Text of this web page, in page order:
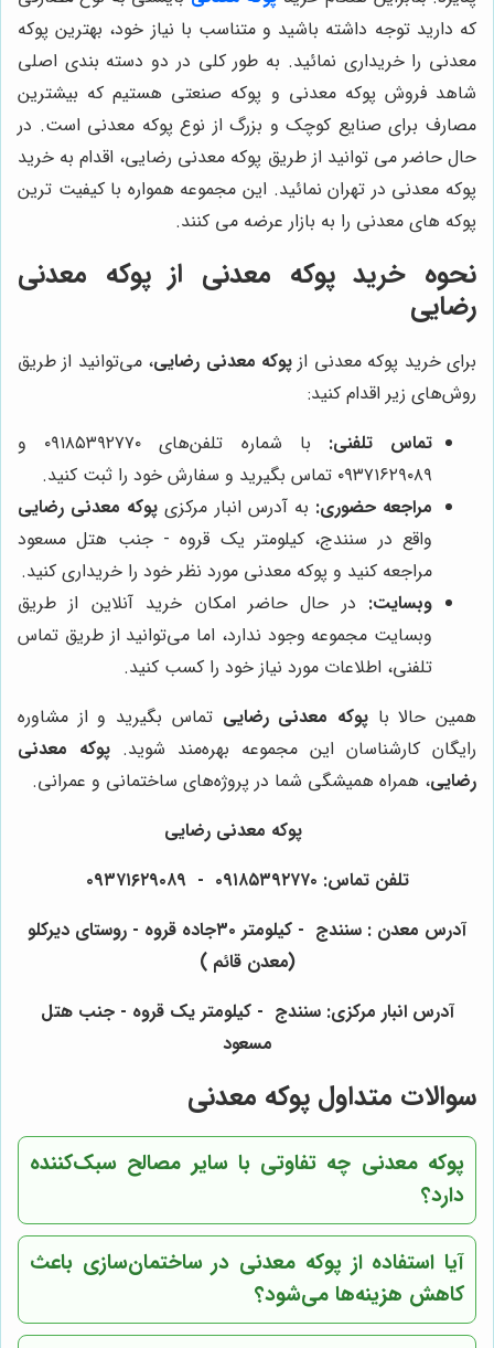
که دارید توجه داشته باشید و متناسب با نیاز خود، بهترین پوکه
معدنی را خریداری نمائید. به طور کلی در دو دسته بندی اصلی
شاهد فروش پوکه معدنی و پوکه صنعتی هستیم که بیشترین
مصارف برای صنایع کوچک و بزرگ از نوع پوکه معدنی است. در
حال حاضر می توانید از طریق پوکه معدنی رضایی، اقدام به خرید
پوکه معدنی در تهران نمائید. این مجموعه همواره با کیفیت ترین
پوکه های معدنی را به بازار عرضه می کنند.
نحوه خرید پوکه معدنی ازپوکه معدنی
رضایی
برای خرید پوکه معدنی از پوکه معدنی رضایی، می‌توانید از طریق
روش‌های زیر اقدام کنید:
تماس تلفنی:
با شماره تلفن‌های ۰۹۱۸۵۳۹۲۷۷۰ و
۰۹۳۷۱۶۲۹۰۸۹ تماس بگیرید و سفارش خود را ثبت کنید.
مراجعه حضوری: به آدرس انبار مرکزی پوکه معدنی رضایی
واقع در سنندج، کیلومتر یک قروه - جنب هتل مسعود
مراجعه کنید و پوکه معدنی مورد نظر خود را خریداری کنید.
وبسایت: در حال حاضر امکان خرید آنلاین از طریق
وبسایت مجموعه وجود ندارد، اما می‌توانید از طریق تماس
تلفنی، اطلاعات مورد نیاز خود را کسب کنید.
همین حالا باپوکه معدنی رضایی تماس بگیرید و از مشاوره
رایگان کارشناسان این مجموعه بهره‌مند شوید. پوکه معدنی
رضایی، همراه همیشگی شما در پروژه‌های ساختمانی و عمرانی.
پوکه معدنی رضایی
تلفن تماس: ۰۹۱۸۵۳۹۲۷۷۰ - ۰۹۳۷۱۶۲۹۰۸۹
آدرس معدن : سنندج - کیلومتر ۳۰جاده قروه - روستای دیرکلو
(معدن قائم )
آدرس انبار مرکزی: سنندج - کیلومتر یک قروه - جنب هتل
مسعود
سوالات متداول پوکه معدنی
پوکه معدنی چه تفاوتی با سایر مصالح سبک‌کننده
دارد؟
آیا استفاده از پوکه معدنی در ساختمان‌سازی باعث
کاهش هزینه‌ها می‌شود؟